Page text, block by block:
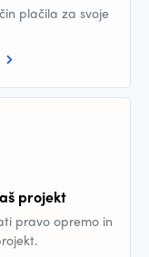
plačila za svoje
projekt
pravo opremo in